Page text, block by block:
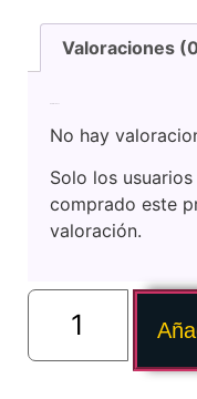
Valoraciones
No hay
Solo los
comprado este
valoración.